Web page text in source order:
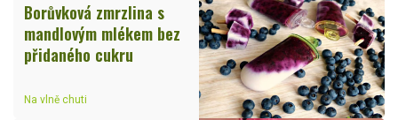
Borůvková zmrzlina s
mandlovým mlékem bez
přidaného cukru
Na vlně chuti